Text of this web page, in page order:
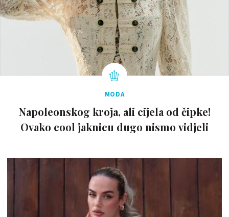
MODA
Napoleonskog kroja, ali cijela od čipke!
Ovako cool jaknicu dugo nismo vidjeli